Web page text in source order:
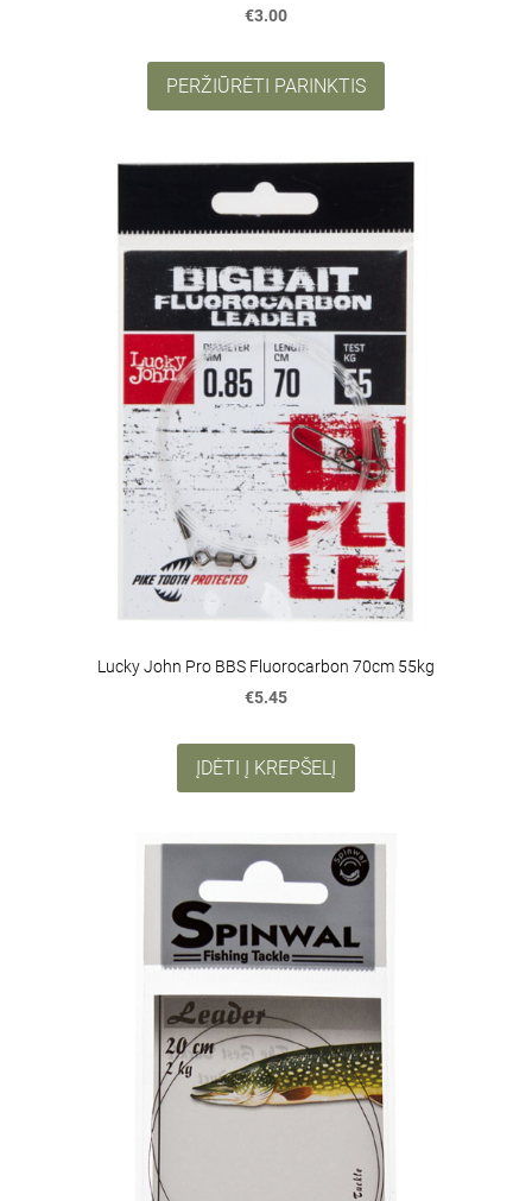
€3.00
PERŽIŪRĖTI PARINKTIS
Lucky John Pro BBS Fluorocarbon 70cm 55kg
€5.45
ĮDĖTI Į KREPŠELĮ